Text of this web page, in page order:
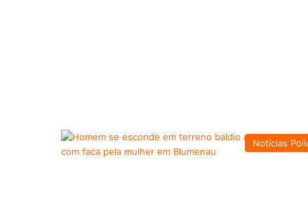
Notícias